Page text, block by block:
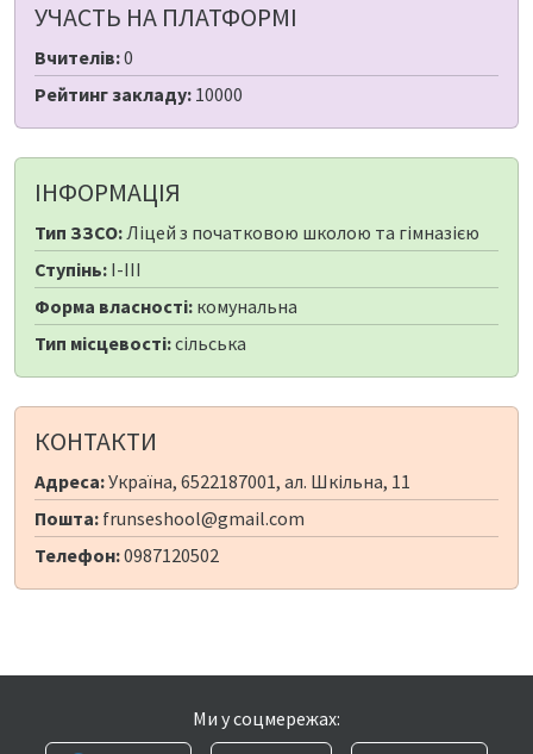
УЧАСТЬ НА ПЛАТФОРМІ
Вчителів:0
Рейтинг закладу: 10000
ІНФОРМАЦІЯ
Тип ЗЗСО:Ліцей з початковою школою та гімназією
Ступінь: I-III
Форма власності: комунальна
Тип місцевості:сільська
КОНТАКТИ
Адреса:Україна, 6522187001, ал. Шкільна, 11
Пошта: frunseshool@gmail.com
Телефон:0987120502
Ми у соцмережах: